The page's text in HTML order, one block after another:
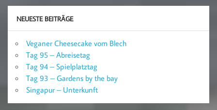
NEUESTE BEITRÄGE
Veganer Cheesecake vom Blech
Tag 95 – Abreisetag
Tag 94 – Spielplatztag
Tag 93 – Gardens by the bay
Singapur – Unterkunft